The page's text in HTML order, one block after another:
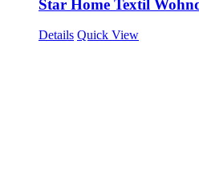
Star Home Textil
Details Quick View